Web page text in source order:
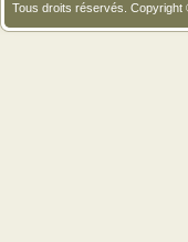
Tous droits réservés.